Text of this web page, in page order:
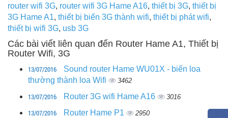
router wifi 3G, router wifi 3G Hame A16, thiết bị 3G, thiết bị
3G Hame A1, thiết bị biến 3G thành wifi, thiết bị phát wifi,
thiết bị wifi 3G, usb 3G
Các bài viết liên quan đến Router Hame A1, Thiết bị
Router Wifi, 3G
13/07/2016
Sound router Hame WU01X - biến loa
thường thành loa Wifi
3462
13/07/2016 Router 3G wifi Hame A16 3016
13/07/2016 Router Hame P1 2950